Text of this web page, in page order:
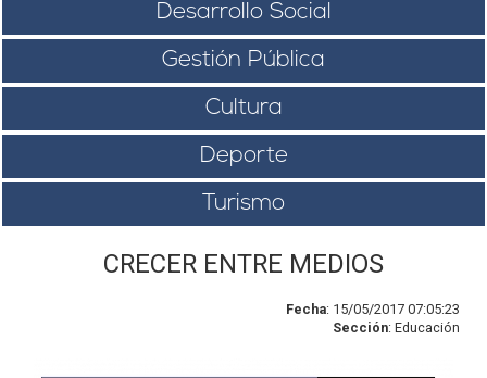
Desarrollo Social
Gestión Pública
Cultura
Deporte
Turismo
CRECER ENTRE MEDIOS
Fecha: 15/05/2017 07:05:23
Sección: Educación